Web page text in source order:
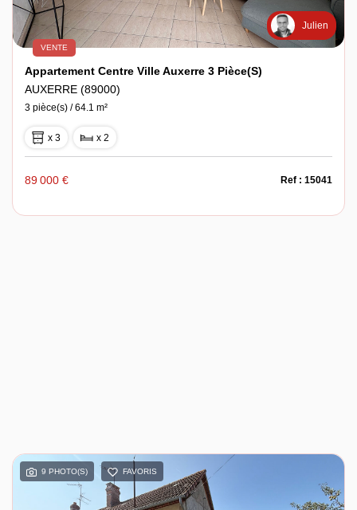
Julien
VENTE
Appartement Centre Ville Auxerre 3 Pièce(s)
AUXERRE (89000)
3 pièce(s) / 64.1 m²
x 3 x 2
89 000 € Ref : 15041
9 PHOTO(S) FAVORIS